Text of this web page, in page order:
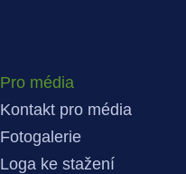
Pro média
Kontakt pro média
Fotogalerie
Loga ke stažení